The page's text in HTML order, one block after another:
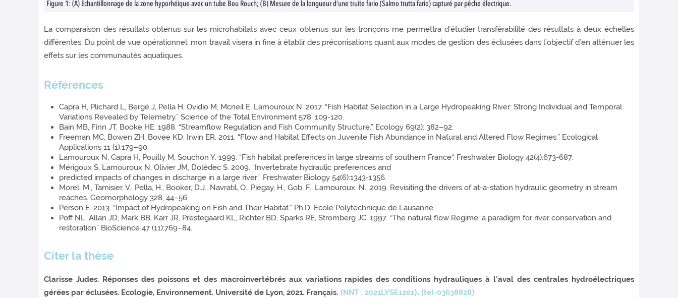
Figure 1: (A) Echantillonnage de la zone hyporhéique avec un tube Bou Rouch; (B) Mesure de la longueur d’une truite fario (Salmo trutta fario) capturé par pêche électrique.
La comparaison des résultats obtenus sur les microhabitats avec ceux obtenus sur les tronçons me permettra d’étudier transférabilité des résultats à deux échelles
différentes. Du point de vue opérationnel, mon travail visera in fine à établir des préconisations quant aux modes de gestion des éclusées dans l’objectif d’en atténuer les
effets sur les communautés aquatiques.
Références
Capra H, Plichard L, Bergé J, Pella H, Ovidio M, Mcneil E, Lamouroux N. 2017. “Fish Habitat Selection in a Large Hydropeaking River: Strong Individual and Temporal
Variations Revealed by Telemetry.” Science of the Total Environment 578: 109-120.
Bain MB, Finn JT, Booke HE. 1988. “Streamflow Regulation and Fish Community Structure.” Ecology 69(2): 382–92.
Freeman MC, Bowen ZH, Bovee KD, Irwin ER. 2011. “Flow and Habitat Effects on Juvenile Fish Abundance in Natural and Altered Flow Regimes.” Ecological
Applications 11 (1):179–90.
Lamouroux N, Capra H, Pouilly M, Souchon Y. 1999. “Fish habitat preferences in large streams of southern France“. Freshwater Biology 42(4):673-687.
Mérigoux S, Lamouroux N, Olivier JM, Dolédec S. 2009. “Invertebrate hydraulic preferences and
predicted impacts of changes in discharge in a large river”. Freshwater Biology 54(6):1343-1356.
Morel, M., Tamisier, V., Pella, H., Booker, D.J., Navratil, O., Piégay, H., Gob, F., Lamouroux, N., 2019. Revisiting the drivers of at-a-station hydraulic geometry in stream
reaches. Geomorphology 328, 44–56.
Person E. 2013. “Impact of Hydropeaking on Fish and Their Habitat.” Ph.D. Ecole Polytechnique de Lausanne.
Poff NL, Allan JD, Mark BB, Karr JR, Prestegaard KL, Richter BD, Sparks RE, Stromberg JC. 1997. “The natural flow Regime: a paradigm for river conservation and
restoration” BioScience 47 (11):769–84.
Citer la thèse
Clarisse Judes. Réponses des poissons et des macroinvertébrés aux variations rapides des conditions hydrauliques à l’aval des centrales hydroélectriques
gérées par éclusées. Ecologie, Environnement. Université de Lyon, 2021. Français. ⟨NNT : 2021LYSE1201⟩. ⟨tel-03638828⟩